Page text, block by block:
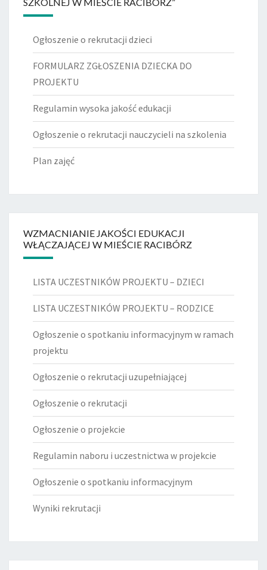
Ogłoszenie o rekrutacji dzieci
FORMULARZ ZGŁOSZENIA DZIECKA DO
PROJEKTU
Regulamin wysoka jakość edukacji
Ogłoszenie o rekrutacji nauczycieli na szkolenia
Plan zajęć
WZMACNIANIE JAKOŚCI EDUKACJI
WŁĄCZAJĄCEJ W MIEŚCIE RACIBÓRZ
LISTA UCZESTNIKÓW PROJEKTU – DZIECI
LISTA UCZESTNIKÓW PROJEKTU – RODZICE
Ogłoszenie o spotkaniu informacyjnym w ramach
projektu
Ogłoszenie o rekrutacji uzupełniającej
Ogłoszenie o rekrutacji
Ogłoszenie o projekcie
Regulamin naboru i uczestnictwa w projekcie
Ogłoszenie o spotkaniu informacyjnym
Wyniki rekrutacji